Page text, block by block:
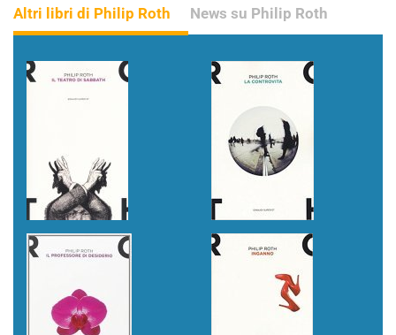
Altri libri di Philip Roth News su Philip Roth